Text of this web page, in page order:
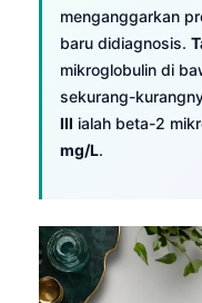
menganggarkan
baru didiagnosis.
mikroglobulin di
sekurang-
III ialah beta-2
mg/L.